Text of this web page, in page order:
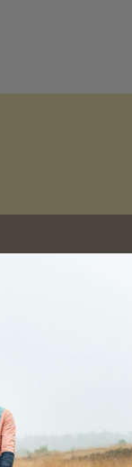
unseren
Tipps und